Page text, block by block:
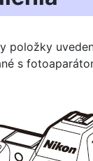
položky
s